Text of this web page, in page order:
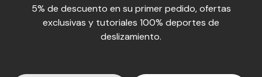
5% de descuento en su primer pedido, ofertas
exclusivas y tutoriales 100% deportes de
deslizamiento.